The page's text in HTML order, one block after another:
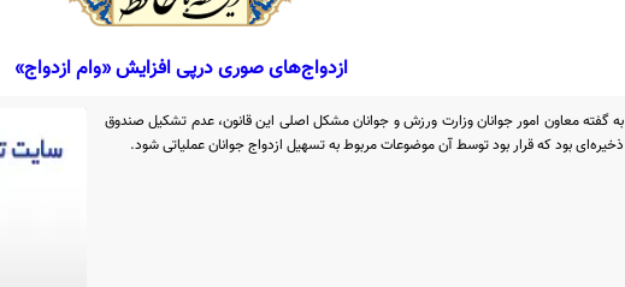
ازدواج‌های صوری درپی افزایش «وام ازدواج»
به گفته‌ معاون امور جوانان وزارت ورزش و جوانان مشکل اصلی این قانون، عدم تشکیل صندوق
ذخیره‌ای بود که قرار بود توسط آن موضوعات مربوط به تسهیل ازدواج جوانان عملیاتی شود.